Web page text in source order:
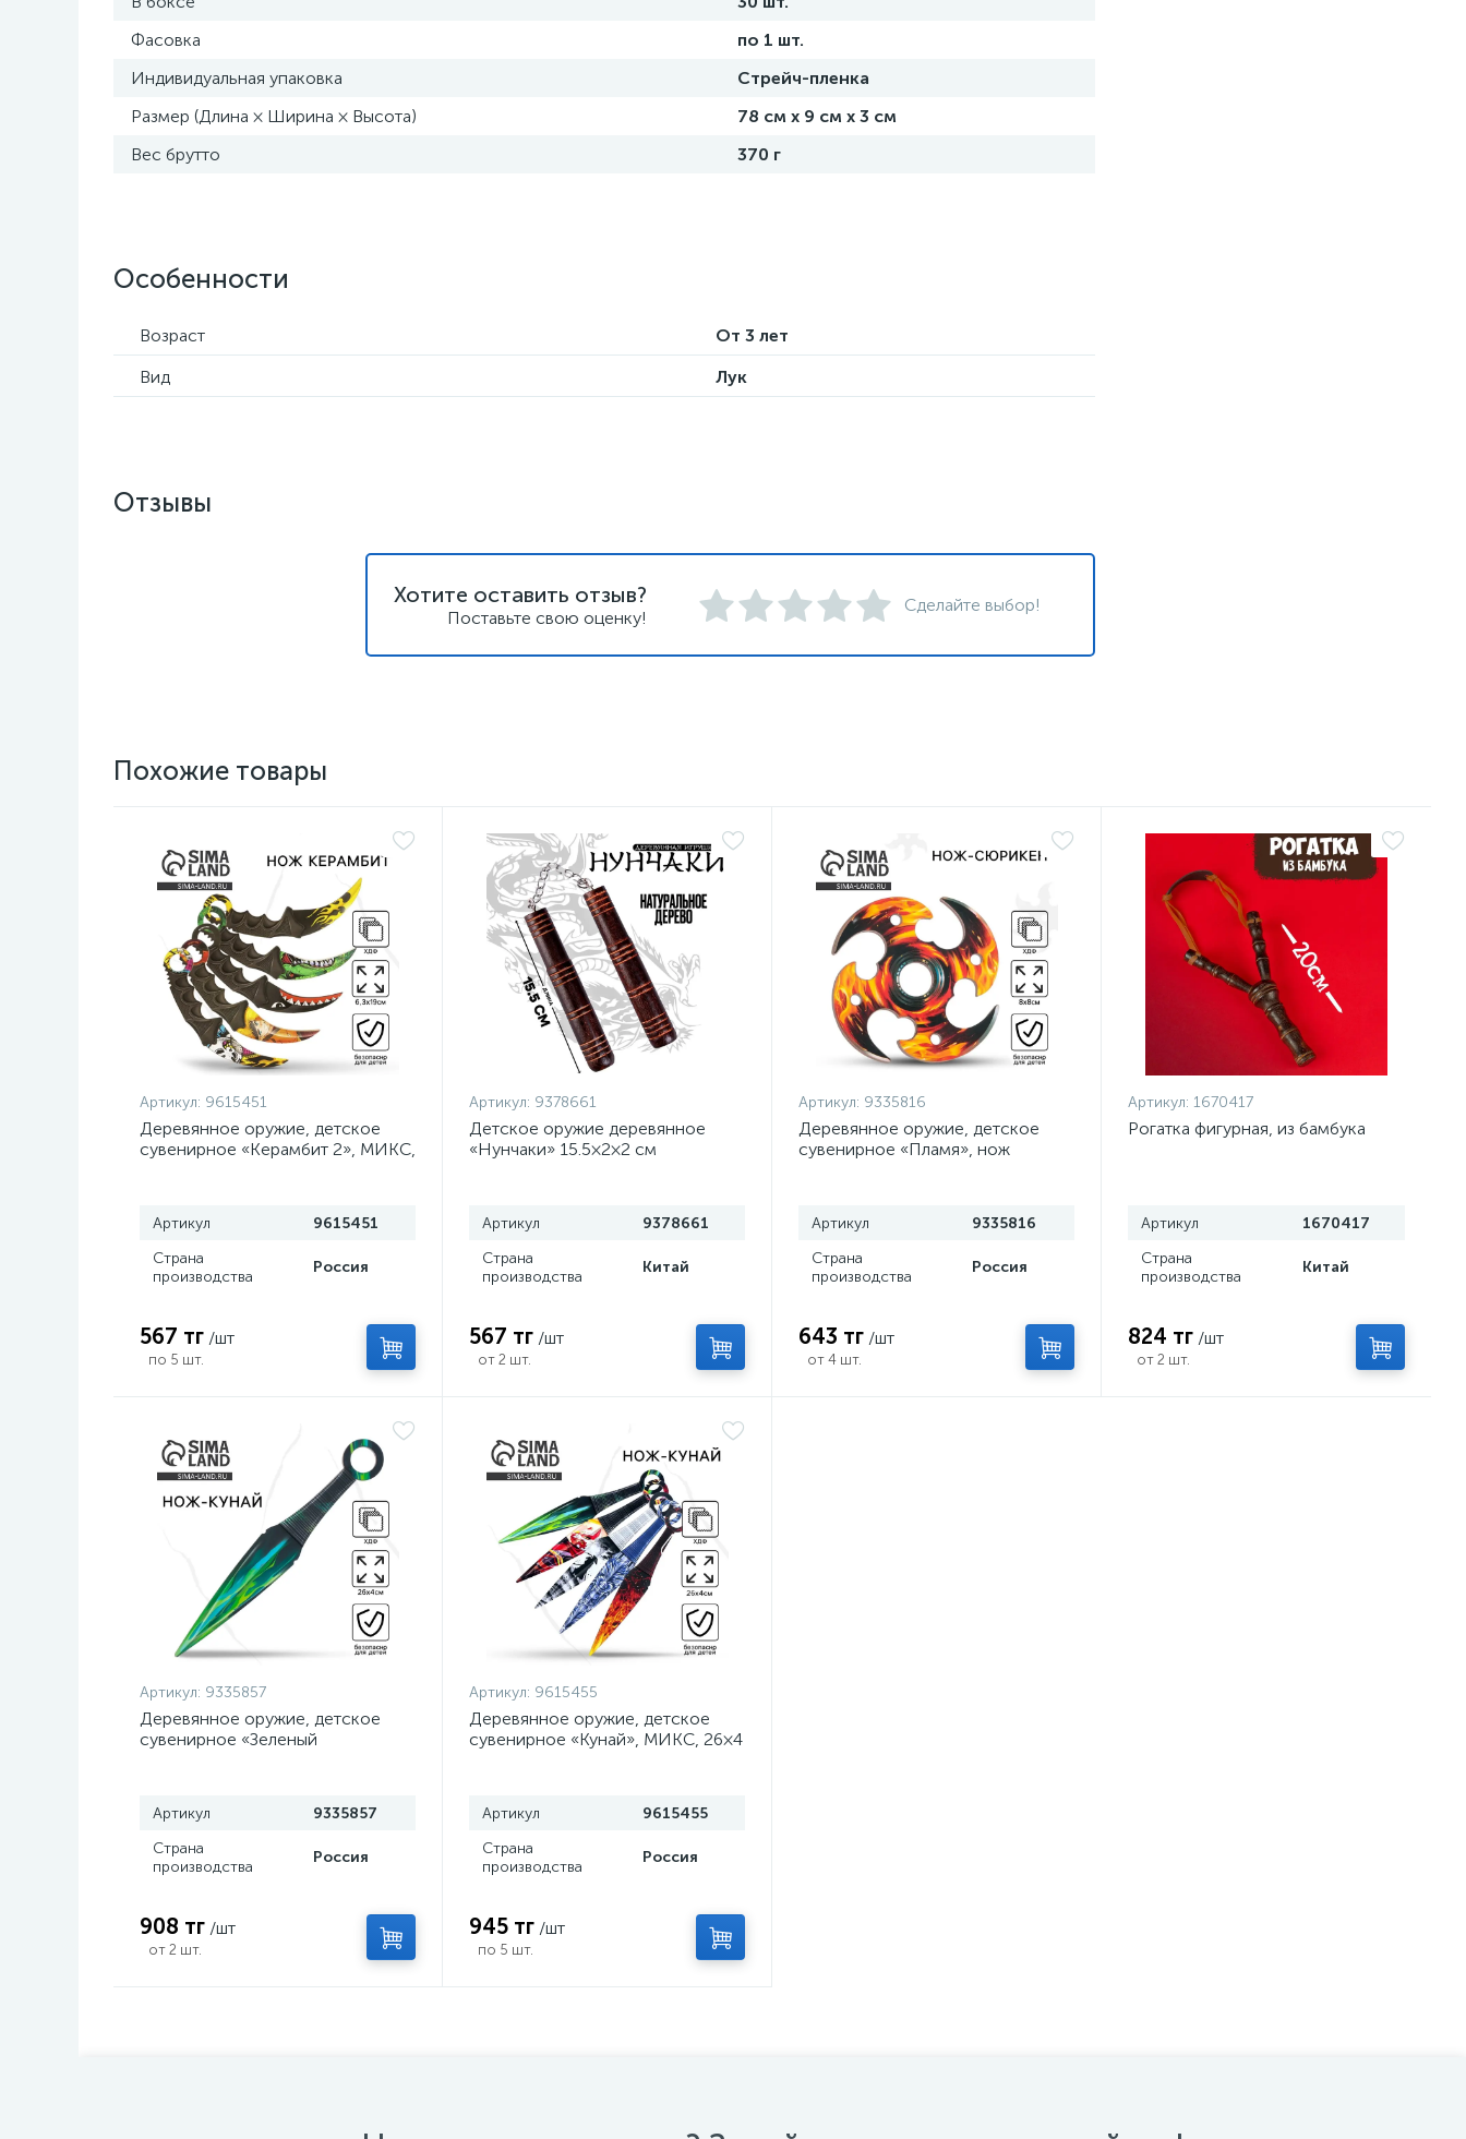
Фасовка
по 1 шт.
Индивидуальная упаковка
Стрейч-пленка
Размер (Длина × Ширина × Высота)
78 см х 9 см х 3 см
Вес брутто
370 г
Особенности
Возраст
От 3 лет
Вид
Лук
Отзывы
Хотите оставить отзыв?
Поставьте свою оценку!
Сделайте выбор!
Похожие товары
Артикул: 9615451
Деревянное оружие, детское
сувенирное «Керамбит 2», МИКС,
Артикул
9615451
Страна
производства
Россия
567 тг /шт
по 5 шт.
Артикул: 9378661
Детское оружие деревянное
«Нунчаки» 15.5×2×2 см
Артикул
9378661
Страна
производства
Китай
567 тг /шт
от 2 шт.
Артикул: 9335816
Деревянное оружие, детское
сувенирное «Пламя», нож
Артикул
9335816
Страна
производства
Россия
643 тг /шт
от 4 шт.
Артикул: 1670417
Рогатка фигурная, из бамбука
Артикул
1670417
Страна
производства
Китай
824 тг /шт
от 2 шт.
Артикул: 9335857
Деревянное оружие, детское
сувенирное «Зеленый
Артикул
9335857
Страна
производства
Россия
908 тг /шт
от 2 шт.
Артикул: 9615455
Деревянное оружие, детское
сувенирное «Кунай», МИКС, 26×4
Артикул
9615455
Страна
производства
Россия
945 тг /шт
по 5 шт.